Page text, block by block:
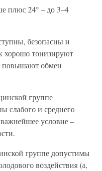
плюс 24° – до 3–4
безопасны и
хорошо тонизируют
повышают обмен
группе
слабого и среднего
условие –
группе допустимы
воздействия (а,